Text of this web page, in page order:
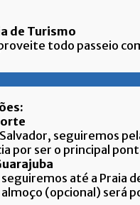
de Turismo
todo passeio
seguiremos
por ser o principal
seguiremos até a Praia
(opcional) será